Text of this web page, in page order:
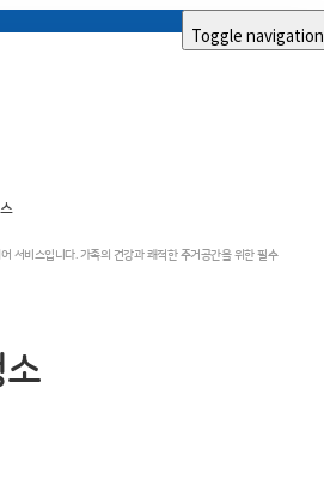
Toggle navigation
서비스입니다. 가족의 건강과 쾌적한 주거공간을 위한 필수